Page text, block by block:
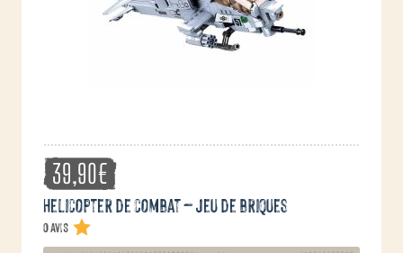
39,90€
Helicopter de combat – Jeu de briques
0 avis